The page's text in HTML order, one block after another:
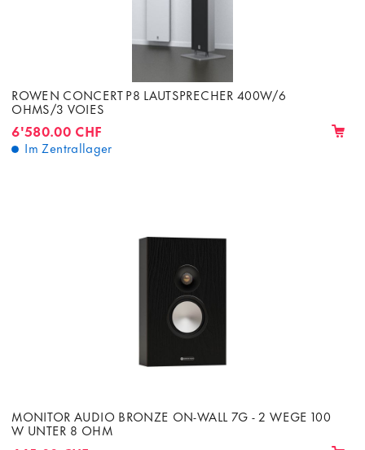
ROWEN CONCERT P8 LAUTSPRECHER 400W/6
OHMS/3 VOIES
6'580.00 CHF
Im Zentrallager
MONITOR AUDIO BRONZE ON-WALL 7G - 2 WEGE 100
W UNTER 8 OHM